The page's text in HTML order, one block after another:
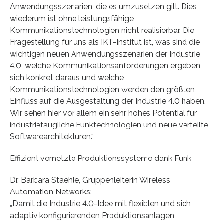
Anwendungsszenarien, die es umzusetzen gilt. Dies
wiederum ist ohne leistungsfähige
Kommunikationstechnologien nicht realisierbar. Die
Fragestellung für uns als IKT-Institut ist, was sind die
wichtigen neuen Anwendungsszenarien der Industrie
4.0, welche Kommunikationsanforderungen ergeben
sich konkret daraus und welche
Kommunikationstechnologien werden den größten
Einfluss auf die Ausgestaltung der Industrie 4.0 haben.
Wir sehen hier vor allem ein sehr hohes Potential für
industrietaugliche Funktechnologien und neue verteilte
Softwarearchitekturen.“
Effizient vernetzte Produktionssysteme dank Funk
Dr. Barbara Staehle, Gruppenleiterin Wireless
Automation Networks:
„Damit die Industrie 4.0-Idee mit flexiblen und sich
adaptiv konfigurierenden Produktionsanlagen